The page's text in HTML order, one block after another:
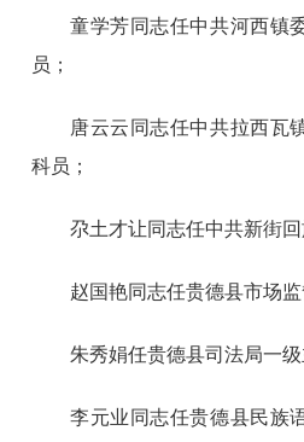
童学芳同志任中共河西镇
员；
唐云云同志任中共拉西瓦
科员；
尕土才让同志任中共新街回
赵国艳同志任贵德县市场
朱秀娟任贵德县司法局一
李元业同志任贵德县民族